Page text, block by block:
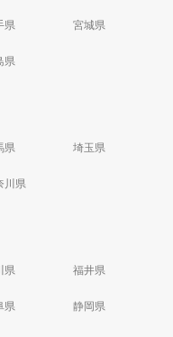
県 宮城県
県
県 埼玉県
川県
県 福井県
県 静岡県